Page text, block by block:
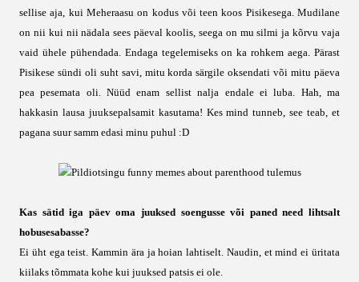
sellise aja, kui Meheraasu on kodus või teen koos Pisikesega. Mudilane
on nii kui nii nädala sees päeval koolis, seega on mu silmi ja kõrvu vaja
vaid ühele pühendada. Endaga tegelemiseks on ka rohkem aega. Pärast
Pisikese sündi oli suht savi, mitu korda särgile oksendati või mitu päeva
pea pesemata oli. Nüüd enam sellist nalja endale ei luba. Hah, ma
hakkasin lausa juuksepalsamit kasutama! Kes mind tunneb, see teab, et
pagana suur samm edasi minu puhul :D
Kas sätid iga päev oma juuksed soengusse või paned need lihtsalt
hobusesabasse?
Ei üht ega teist. Kammin ära ja hoian lahtiselt. Naudin, et mind ei üritata
kiilaks tõmmata kohe kui juuksed patsis ei ole.